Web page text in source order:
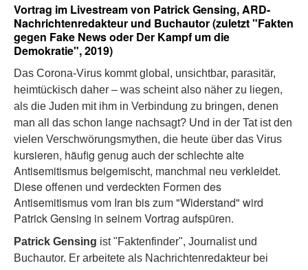
Vortrag im Livestream von Patrick Gensing, ARD-
Nachrichtenredakteur und Buchautor (zuletzt "Fakten
gegen Fake News oder Der Kampf um die
Demokratie", 2019)
Das Corona-Virus kommt global, unsichtbar, parasitär,
heimtückisch daher – was scheint also näher zu liegen,
als die Juden mit ihm in Verbindung zu bringen, denen
man all das schon lange nachsagt? Und in der Tat ist den
vielen Verschwörungsmythen, die heute über das Virus
kursieren, häufig genug auch der schlechte alte
Antisemitismus beigemischt, manchmal neu verkleidet.
Diese offenen und verdeckten Formen des
Antisemitismus vom Iran bis zum "Widerstand" wird
Patrick Gensing in seinem Vortrag aufspüren.
Patrick Gensing ist "Faktenfinder", Journalist und
Buchautor. Er arbeitete als Nachrichtenredakteur bei